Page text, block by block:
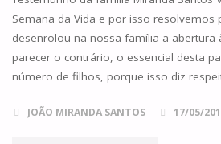
Semana da Vida e por isso resolvemos
desenrolou na nossa família a abertura
parecer o contrário, o essencial desta
número de filhos, porque isso diz
JOÃO MIRANDA SANTOS 17/05/